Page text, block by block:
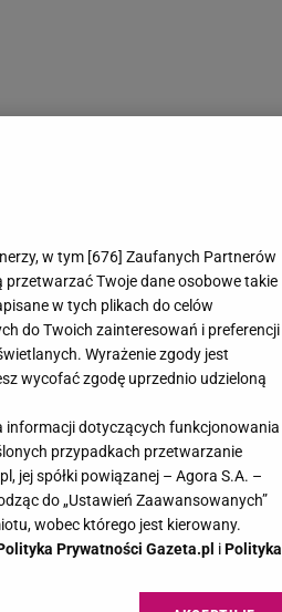
w tym [676] Zaufanych Partnerów
przetwarzać Twoje dane osobowe takie
w tych plikach do celów
do Twoich zainteresowań i preferencji
Wyrażenie zgody jest
wycofać zgodę uprzednio udzieloną
informacji dotyczących funkcjonowania
przypadkach przetwarzanie
jej spółki powiązanej – Agora S.A. –
do „Ustawień Zaawansowanych”
wobec którego jest kierowany.
Prywatności Gazeta.pl iPolityka